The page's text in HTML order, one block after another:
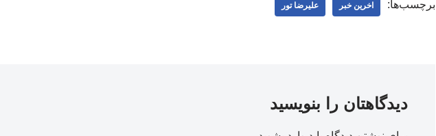
برچسب‌ها: اخرین خبر علیرضا تور
دیدگاهتان را بنویسید